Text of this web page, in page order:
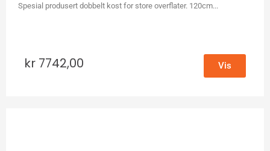
Spesial produsert dobbelt kost for store overflater. 120cm...
kr 7742,00 Vis